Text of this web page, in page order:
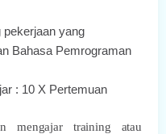
pekerjaan yang
Bahasa Pemrograman
: 10 X Pertemuan
mengajar training atau